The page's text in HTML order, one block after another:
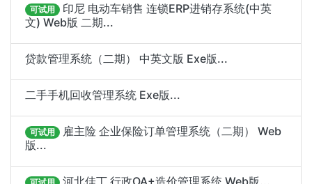
可试用
印尼 电动车销售 连锁ERP进销存系统(中英
文) Web版 二期...
贷款管理系统（二期） 中英文版 Exe版...
二手手机回收管理系统 Exe版...
可试用
雇主险 企业保险订单管理系统（二期） Web
版...
河北佳丁 行政OA+造价管理系统 Web版...